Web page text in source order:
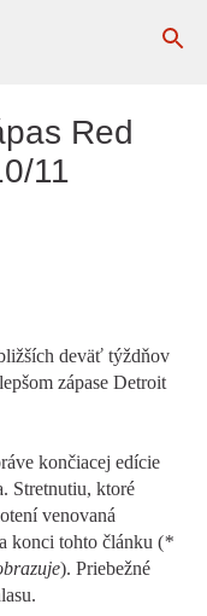
Red
11
deväť týždňov
zápase Detroit
končiacej edície
Stretnutiu, ktoré
venovaná
konci tohto článku (*
). Priebežné